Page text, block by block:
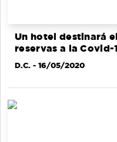
Un hotel destinará
reservas a la Covid-
D.C. - 16/05/2020